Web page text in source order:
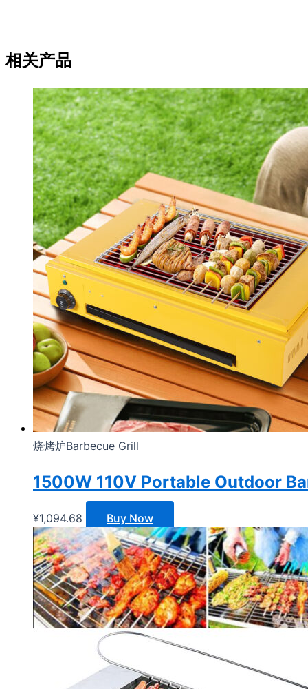
相关产品
烧烤炉Barbecue Grill
1500W 110V Portable Outdoor
¥1,094.68 Buy Now